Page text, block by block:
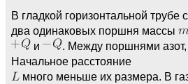
В гладкой горизонтальной трубе
два одинаковых поршня массы
и
. Между поршнями
Начальное расстояние
много меньше их размера. В